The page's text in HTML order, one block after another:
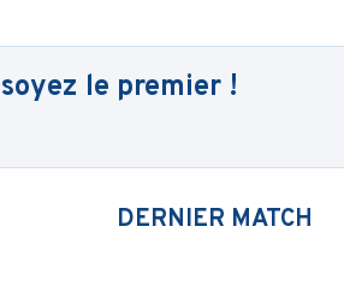
le premier !
DERNIER MATCH